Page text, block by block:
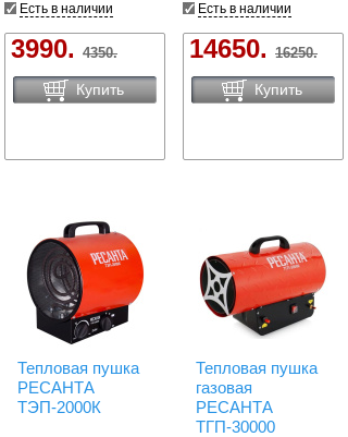
Есть в наличии
3990. 4350.
Купить
Есть в наличии
14650. 16250.
Купить
Тепловая пушка
РЕСАНТА
ТЭП-2000К
Тепловая пушка
газовая
РЕСАНТА
ТГП-30000